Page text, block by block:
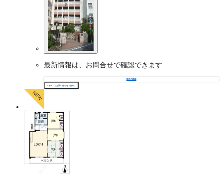
最新情報は、お問合せで確認できます
物件の詳細
フォームでお問い合わせ（無料）